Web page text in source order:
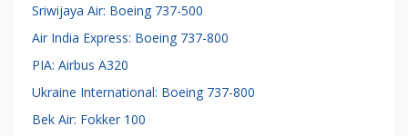
Sriwijaya Air: Boeing 737-500
Air India Express: Boeing 737-800
PIA: Airbus A320
Ukraine International: Boeing 737-800
Bek Air: Fokker 100